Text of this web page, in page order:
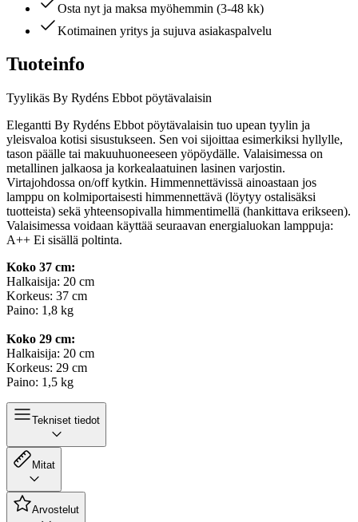
Osta nyt ja maksa myöhemmin (3-48 kk)
Kotimainen yritys ja sujuva asiakaspalvelu
Tuoteinfo
Tyylikäs By Rydéns Ebbot pöytävalaisin
Elegantti By Rydéns Ebbot pöytävalaisin tuo upean tyylin ja
yleisvaloa kotisi sisustukseen. Sen voi sijoittaa esimerkiksi hyllylle,
tason päälle tai makuuhuoneeseen yöpöydälle. Valaisimessa on
metallinen jalkaosa ja korkealaatuinen lasinen varjostin.
Virtajohdossa on/off kytkin. Himmennettävissä ainoastaan jos
lamppu on kolmiportaisesti himmennettävä (löytyy ostalisäksi
tuotteista) sekä yhteensopivalla himmentimellä (hankittava erikseen).
Valaisimessa voidaan käyttää seuraavan energialuokan lamppuja:
A++ Ei sisällä poltinta.
Koko 37 cm:
Halkaisija: 20 cm
Korkeus: 37 cm
Paino: 1,8 kg
Koko 29 cm:
Halkaisija: 20 cm
Korkeus: 29 cm
Paino: 1,5 kg
Tekniset tiedot
Mitat
Arvostelut